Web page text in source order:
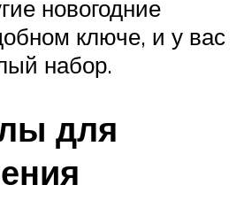
новогодние
ключе, и у вас
набор.
для